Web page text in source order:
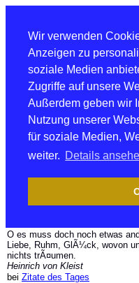
Wir verwenden
Anzeigen zu
soziale Medien
Zugriffe auf unsere
Außerdem geben wir
Nutzung unserer
für soziale Medien,
weiter. Details
O es muss doch noch etwas
Liebe, Ruhm, GlÃ¼ck, wovon
nichts trÃ¤umen.
Heinrich von Kleist
bei Zitate des Tages